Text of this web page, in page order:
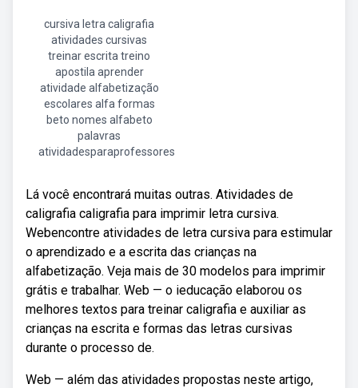
cursiva letra caligrafia
atividades cursivas
treinar escrita treino
apostila aprender
atividade alfabetização
escolares alfa formas
beto nomes alfabeto
palavras
atividadesparaprofessores
Lá você encontrará muitas outras. Atividades de
caligrafia caligrafia para imprimir letra cursiva.
Webencontre atividades de letra cursiva para estimular
o aprendizado e a escrita das crianças na
alfabetização. Veja mais de 30 modelos para imprimir
grátis e trabalhar. Web — o ieducação elaborou os
melhores textos para treinar caligrafia e auxiliar as
crianças na escrita e formas das letras cursivas
durante o processo de.
Web — além das atividades propostas neste artigo,